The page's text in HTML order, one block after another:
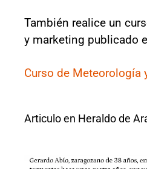
También realice un
y marketing publicado
Curso de Meteorología
Articulo en Heraldo de